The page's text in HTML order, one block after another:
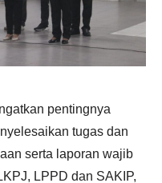
pentingnya
tugas dan
serta laporan wajib
LPPD dan SAKIP,